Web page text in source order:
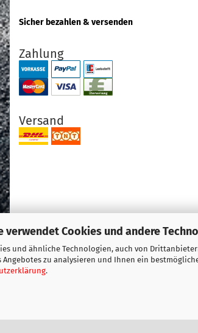
verwendet Cookies und andere
und ähnliche Technologien, auch von
Angebotes zu analysieren und Ihnen ein
.
Sicher bezahlen & versenden
Zahlung
Versand